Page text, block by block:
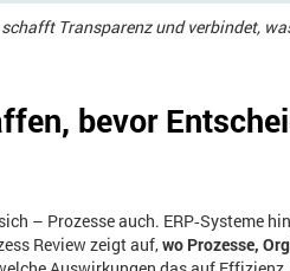
schafft Transparenz und verbindet,
bevor
– Prozesse auch. ERP‑Systeme
Review zeigt auf,wo Prozesse,